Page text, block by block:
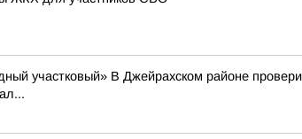
участковый» В Джейрахском районе